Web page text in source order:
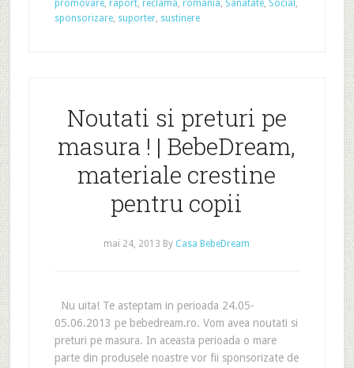
promovare, raport, reclama, romania, Sanatate, Social ,
sponsorizare, suporter, sustinere
Noutati si preturi pe
masura ! | BebeDream,
materiale crestine
pentru copii
mai 24, 2013 By Casa BebeDream
Nu uita! Te asteptam in perioada 24.05-
05.06.2013 pe bebedream.ro. Vom avea noutati si
preturi pe masura. In aceasta perioada o mare
parte din produsele noastre vor fii sponsorizate de